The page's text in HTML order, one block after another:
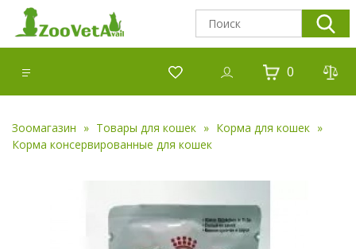
0
Зоомагазин Товары для кошек
Корма для кошек
Корма консервированные для кошек